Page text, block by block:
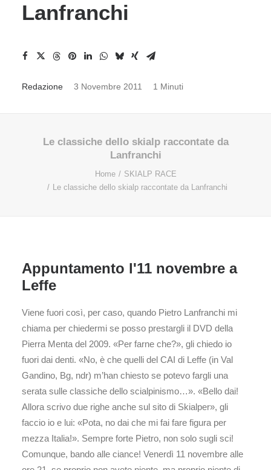
Lanfranchi
Redazione 3 Novembre 2011 1 Minuti
Le classiche dello skialp raccontate da
Lanfranchi
Home
SKIALP RACE
Le classiche dello skialp raccontate da Lanfranchi
Appuntamento l'11 novembre a
Leffe
Viene fuori così, per caso, quando Pietro Lanfranchi mi
chiama per chiedermi se posso prestargli il DVD della
Pierra Menta del 2009. «Per farne che?», gli chiedo io
fuori dai denti. «No, è che quelli del CAI di Leffe (in Val
Gandino, Bg, ndr) m’han chiesto se potevo fargli una
serata sulle classiche dello scialpinismo…». «Bello dai!
Allora scrivo due righe anche sul sito di Skialper», gli
faccio io e lui: «Pota, no dai che mi fai fare figura per
mezza Italia!». Sempre forte Pietro, non solo sugli sci!
Comunque, bando alle ciance! Venerdì 11 novembre alle